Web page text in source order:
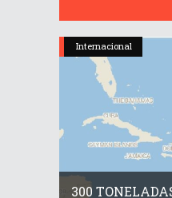
Internacional
300